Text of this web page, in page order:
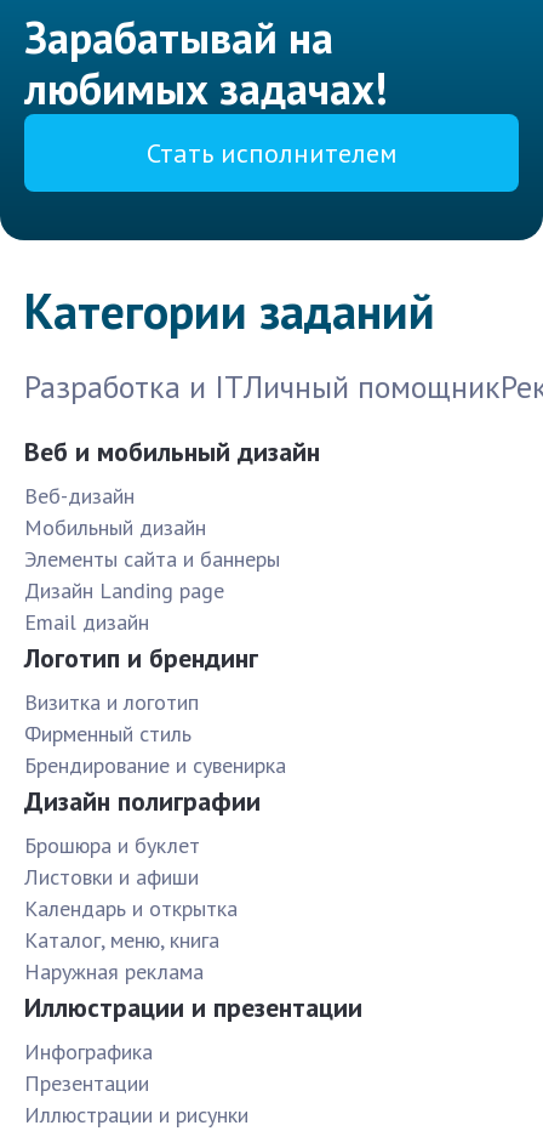
Зарабатывай на
любимых задачах!
Стать исполнителем
Категории заданий
Разработка и ITЛичный помощник
Веб и мобильный дизайн
Веб-дизайн
Мобильный дизайн
Элементы сайта и баннеры
Дизайн Landing page
Email дизайн
Логотип и брендинг
Визитка и логотип
Фирменный стиль
Брендирование и сувенирка
Дизайн полиграфии
Брошюра и буклет
Листовки и афиши
Календарь и открытка
Каталог, меню, книга
Наружная реклама
Иллюстрации и презентации
Инфографика
Презентации
Иллюстрации и рисунки